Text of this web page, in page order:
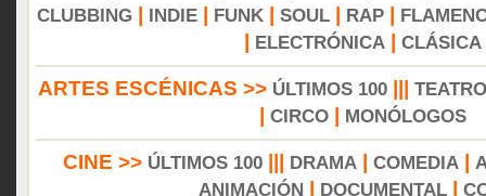
CLUBBING
INDIE FUNK SOUL RAP
ELECTRÓNICA CLÁSICA
ARTES ESCÉNICAS >> ÚLTIMOS 100||| TEATRO
CIRCO MONÓLOGOS
CINE >> ÚLTIMOS 100 DRAMA COMEDIA
ANIMACIÓN
DOCUMENTAL|